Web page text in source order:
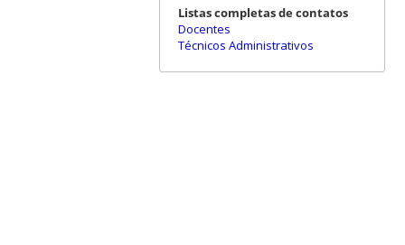
Listas completas de contatos
Docentes
Técnicos Administrativos